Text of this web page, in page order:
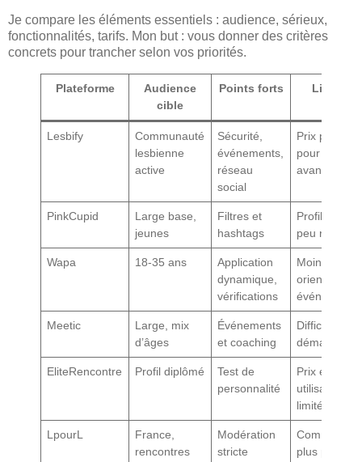
Je compare les éléments essentiels : audience, sérieux,
fonctionnalités, tarifs. Mon but : vous donner des critères
concrets pour trancher selon vos priorités.
Plateforme
Audience
cible
Points forts Limites
Lesbify
Communauté
lesbienne
active
Sécurité,
événements,
réseau
social
Prix
pour options
avancées
PinkCupid
Large base,
jeunes
Filtres et
hashtags
Profils
peu remplis
Wapa 18-35 ans
Application
dynamique,
vérifications
Moins
orientée
événements
Meetic
Large, mix
d’âges
Événements
et coaching
Difficile de
démarquer
EliteRencontre Profil diplômé
Test de
personnalité
Prix élevé,
utilisateurs
limités
LpourL
France,
rencontres
Modération
stricte
plus petite